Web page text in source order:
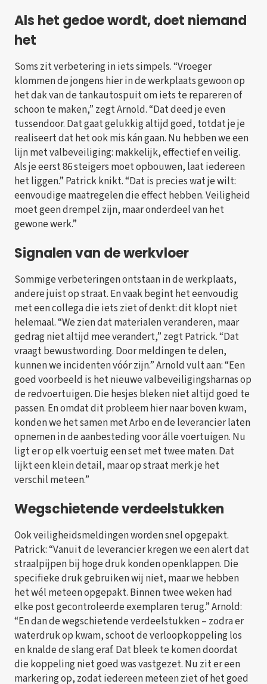
Als het gedoe wordt, doet niemand
het
Soms zit verbetering in iets simpels. “Vroeger
klommen de jongens hier in de werkplaats gewoon op
het dak van de tankautospuit om iets te repareren of
schoon te maken,” zegt Arnold. “Dat deed je even
tussendoor. Dat gaat gelukkig altijd goed, totdat je je
realiseert dat het ook mis kán gaan. Nu hebben we een
lijn met valbeveiliging: makkelijk, effectief en veilig.
Als je eerst 86 steigers moet opbouwen, laat iedereen
het liggen.” Patrick knikt. “Dat is precies wat je wilt:
eenvoudige maatregelen die effect hebben. Veiligheid
moet geen drempel zijn, maar onderdeel van het
gewone werk.”
Signalen van de werkvloer
Sommige verbeteringen ontstaan in de werkplaats,
andere juist op straat. En vaak begint het eenvoudig
met een collega die iets ziet of denkt: dit klopt niet
helemaal. “We zien dat materialen veranderen, maar
gedrag niet altijd mee verandert,” zegt Patrick. “Dat
vraagt bewustwording. Door meldingen te delen,
kunnen we incidenten vóór zijn.” Arnold vult aan: “Een
goed voorbeeld is het nieuwe valbeveiligingsharnas op
de redvoertuigen. Die hesjes bleken niet altijd goed te
passen. En omdat dit probleem hier naar boven kwam,
konden we het samen met Arbo en de leverancier laten
opnemen in de aanbesteding voor álle voertuigen. Nu
ligt er op elk voertuig een set met twee maten. Dat
lijkt een klein detail, maar op straat merk je het
verschil meteen.”
Wegschietende verdeelstukken
Ook veiligheidsmeldingen worden snel opgepakt.
Patrick: “Vanuit de leverancier kregen we een alert dat
straalpijpen bij hoge druk konden openklappen. Die
specifieke druk gebruiken wij niet, maar we hebben
het wél meteen opgepakt. Binnen twee weken had
elke post gecontroleerde exemplaren terug.” Arnold:
“En dan de wegschietende verdeelstukken – zodra er
waterdruk op kwam, schoot de verloopkoppeling los
en knalde de slang eraf. Dat bleek te komen doordat
die koppeling niet goed was vastgezet. Nu zit er een
markering op, zodat iedereen meteen ziet of het goed